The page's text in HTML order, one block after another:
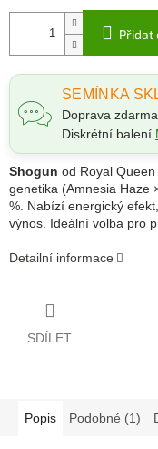
Přidat
SEMÍNKA
Doprava
Diskrétní balení
Shogun od Royal
genetika (Amnesia Haze
%. Nabízí energický
výnos. Ideální volba pro
Detailní informace
SDÍLET
Popis Podobné (1)